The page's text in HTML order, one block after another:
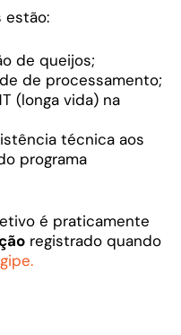
estão:
de queijos;
de processamento;
(longa vida) na
técnica aos
programa
é praticamente
registrado quando